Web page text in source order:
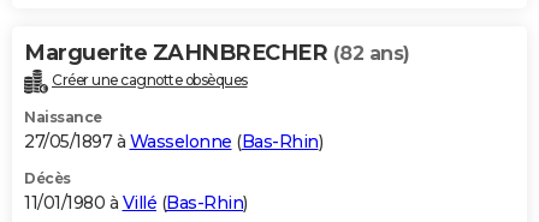
Marguerite ZAHNBRECHER (82 ans)
Créer une cagnotte obsèques
Naissance
27/05/1897 à Wasselonne (Bas-Rhin)
Décès
11/01/1980 à Villé (Bas-Rhin)